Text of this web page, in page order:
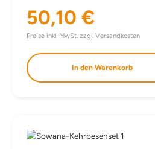
Regulärer Preis:
50,10 €
Preise inkl. MwSt. zzgl. Versandkosten
In den Warenkorb